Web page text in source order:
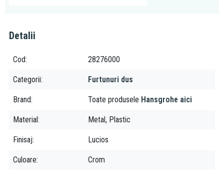
Detalii
Cod 28276000
Categorii Furtunuri dus
Brand Toate produsele Hansgrohe aici
Material Metal, Plastic
Finisaj Lucios
Culoare Crom